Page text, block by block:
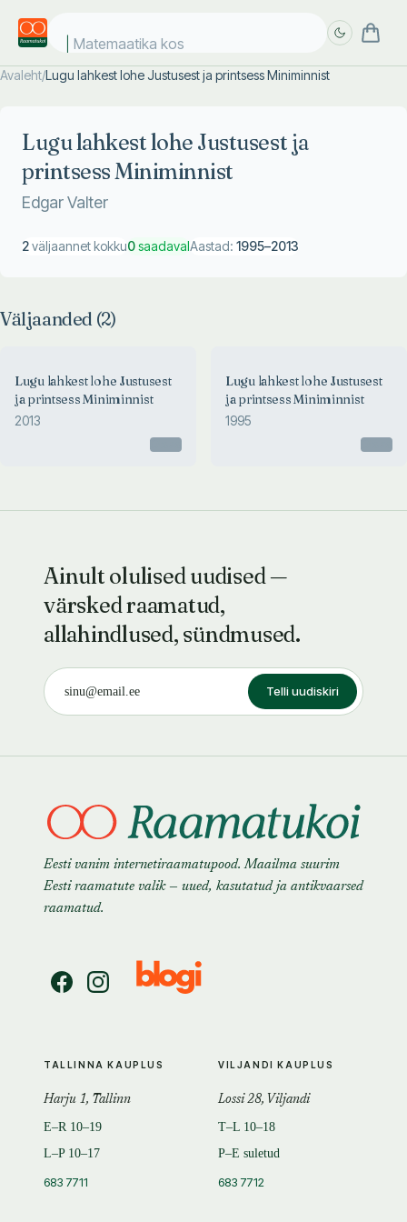
Matemaatika kosm
Avaleht/Lugu lahkest lohe Justusest ja printsess Miniminnist
Lugu lahkest lohe Justusest ja
printsess Miniminnist
Edgar Valter
2väljaannet kokku0saadavalAastad: 1995–2013
Väljaanded (2)
Lugu lahkest lohe Justusest
ja printsess Miniminnist
2013
Lugu lahkest lohe Justusest
ja printsess Miniminnist
1995
Ainult olulised uudised —
värsked raamatud,
allahindlused, sündmused.
Telli uudiskiri
Eesti vanim internetiraamatupood. Maailma suurim
Eesti raamatute valik — uued, kasutatud ja antikvaarsed
raamatud.
TALLINNA KAUPLUS
Harju 1, Tallinn
E–R 10–19
L–P 10–17
683 7711
VILJANDI KAUPLUS
Lossi 28, Viljandi
T–L 10–18
P–E suletud
683 7712